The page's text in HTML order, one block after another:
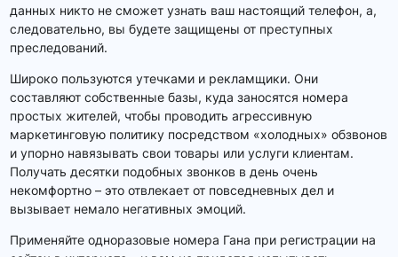
данных никто не сможет узнать ваш настоящий телефон, а,
следовательно, вы будете защищены от преступных
преследований.
Широко пользуются утечками и рекламщики. Они
составляют собственные базы, куда заносятся номера
простых жителей, чтобы проводить агрессивную
маркетинговую политику посредством «холодных» обзвонов
и упорно навязывать свои товары или услуги клиентам.
Получать десятки подобных звонков в день очень
некомфортно – это отвлекает от повседневных дел и
вызывает немало негативных эмоций.
Применяйте одноразовые номера Гана при регистрации на